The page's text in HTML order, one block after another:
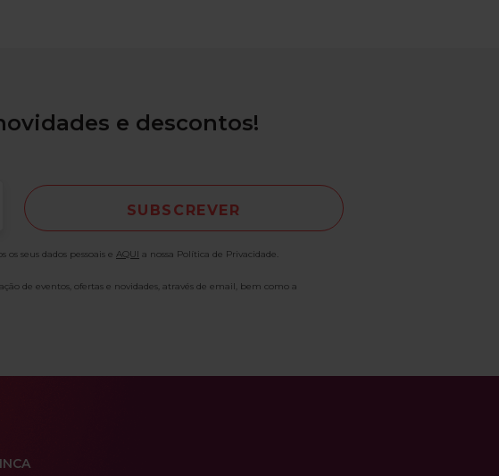
e descontos!
seus dados pessoais e AQUI a nossa Política de Privacidade.
de eventos, ofertas e novidades, através de email, bem como a